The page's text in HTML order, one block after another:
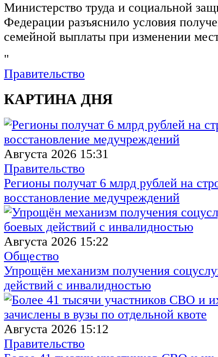
Министерство труда и социальной
Федерации разъяснило условия
семейной выплаты при изменении
"
Правительство
КАРТИНА ДНЯ
Августа 2026 15:31
Правительство
Регионы получат 6 млрд рублей на
восстановление медучреждений
Августа 2026 15:22
Общество
Упрощён механизм получения
действий с инвалидностью
Августа 2026 15:12
Правительство